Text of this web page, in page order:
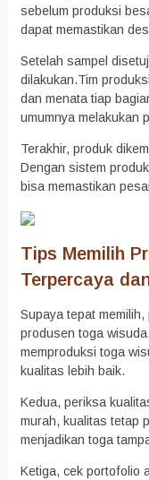
sebelum produksi
dapat memastikan
Setelah sampel
dilakukan.Tim
dan menata tiap
umumnya melakukan
Terakhir, produk
Dengan sistem
bisa memastikan
Tips Memilih
Terpercaya
Supaya tepat
produsen toga
memproduksi toga
kualitas lebih baik.
Kedua, periksa
murah, kualitas tetap
menjadikan toga
Ketiga, cek portofolio